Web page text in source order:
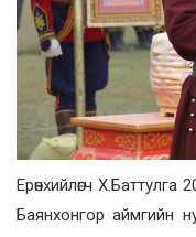
Ерөнхийлөгч
Баянхонгор аймгийн